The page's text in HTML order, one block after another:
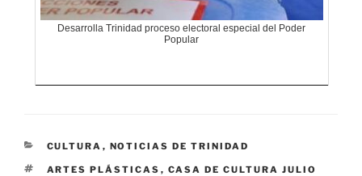
Desarrolla Trinidad proceso electoral especial del Poder
Popular
CATEGORÍAS
CULTURA , NOTICIAS DE TRINIDAD
ETIQUETAS
ARTES PLÁSTICAS , CASA DE CULTURA JULIO